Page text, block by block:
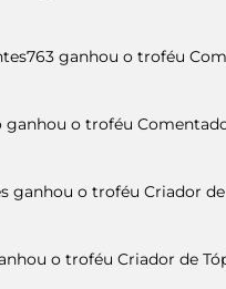
ganhou o troféu
ganhou o troféu
ganhou o troféu Criador de
o troféu Criador de